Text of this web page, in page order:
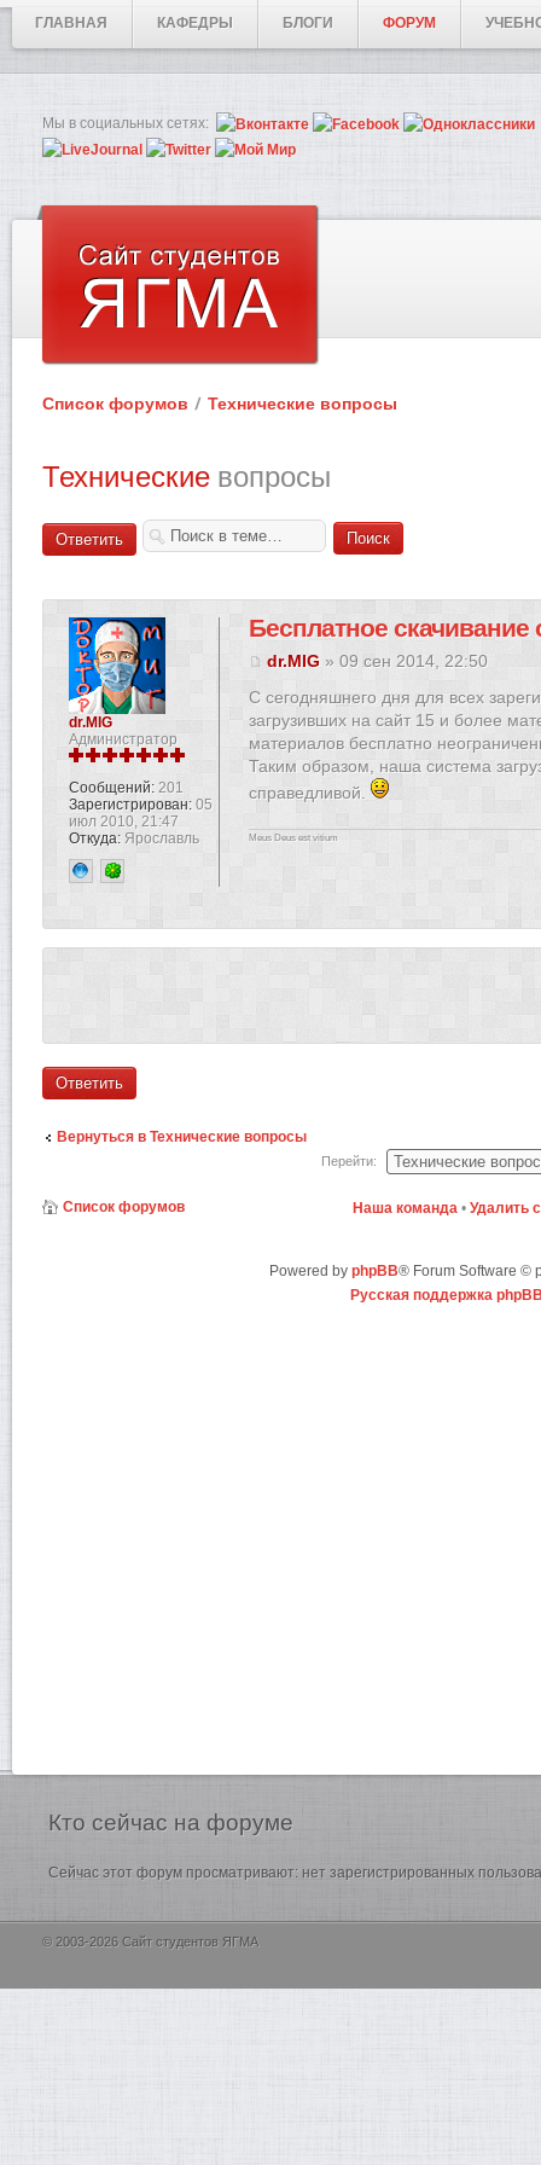
ГЛАВНАЯ КАФЕДРЫ БЛОГИ ФОРУМ
Мы в социальных сетях:
Список форумов Технические вопросы
Технические вопросы
Ответить
Бесплатное скачивание
dr.MIG » 09 сен 2014, 22:50
С сегодняшнего дня для всех
загрузивших на сайт 15 и более
материалов бесплатно
Таким образом, наша система
справедливой.
Meus Deus est vitium
dr.MIG
Администратор
Сообщений: 201
Зарегистрирован: 05
июл 2010, 21:47
Откуда: Ярославль
Ответить
Вернуться в Технические вопросы
Перейти:
Список форумов Наша команда • Удалить
Powered by phpBB® Forum Software ©
Русская поддержка
Кто сейчас на форуме
Сейчас этот форум просматривают: нет зарегистрированных
© 2003-2026 Сайт студентов ЯГМА